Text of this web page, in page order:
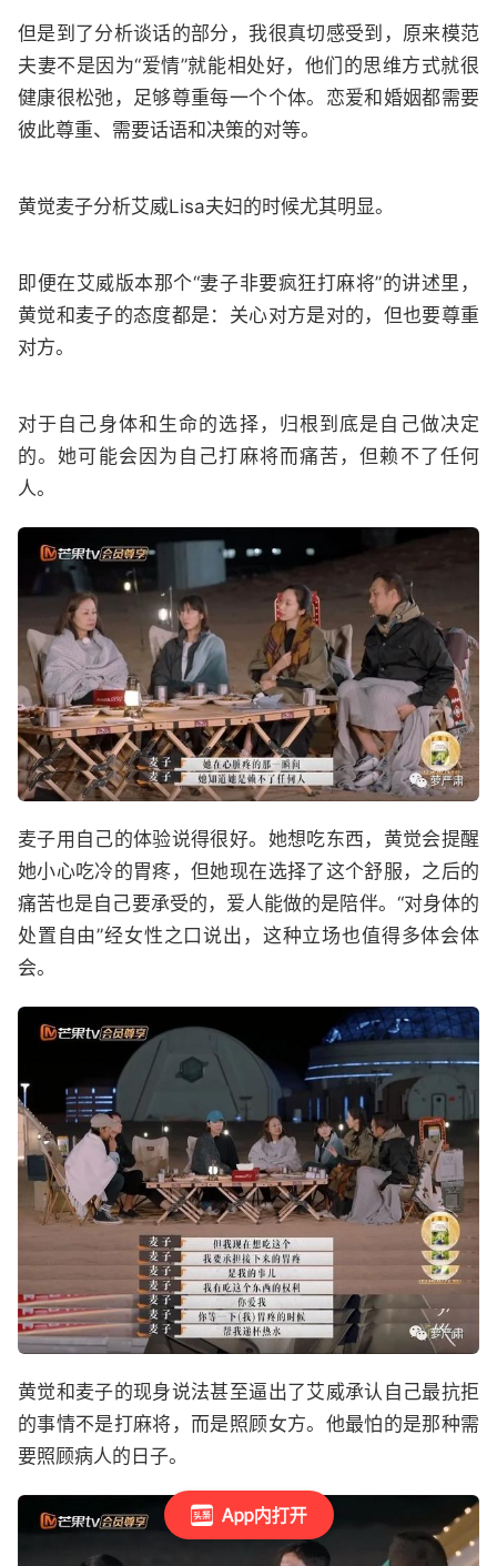
App内打开
但是到了分析谈话的部分，我很真切感受到，原来模范
夫妻不是因为“爱情”就能相处好，他们的思维方式就很
健康很松弛，足够尊重每一个个体。恋爱和婚姻都需要
彼此尊重、需要话语和决策的对等。
黄觉麦子分析艾威Lisa夫妇的时候尤其明显。
即便在艾威版本那个“妻子非要疯狂打麻将”的讲述里，
黄觉和麦子的态度都是：关心对方是对的，但也要尊重
对方。
对于自己身体和生命的选择，归根到底是自己做决定
的。她可能会因为自己打麻将而痛苦，但赖不了任何
人。
麦子用自己的体验说得很好。她想吃东西，黄觉会提醒
她小心吃冷的胃疼，但她现在选择了这个舒服，之后的
痛苦也是自己要承受的，爱人能做的是陪伴。“对身体的
处置自由”经女性之口说出，这种立场也值得多体会体
会。
黄觉和麦子的现身说法甚至逼出了艾威承认自己最抗拒
的事情不是打麻将，而是照顾女方。他最怕的是那种需
要照顾病人的日子。